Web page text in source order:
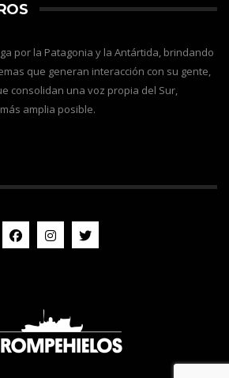
por la Patagonia y la Antártida, brindando
que generan interacción con su gente,
consolidan una voz propia del Sur,
amplia posible.